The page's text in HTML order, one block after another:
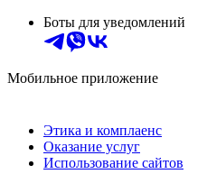
Боты для уведомлений
Мобильное приложение
Этика и комплаенс
Оказание услуг
Использование сайтов